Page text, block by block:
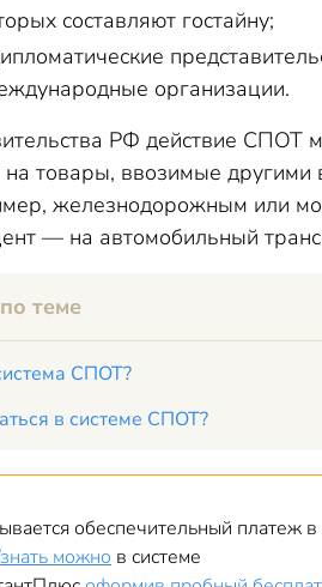
составляют гостайну;
организации.
ва РФ действие СПОТ
товары, ввозимые другими
железнодорожным или
— на автомобильный
теме
СПОТ?
в системе СПОТ?
обеспечительный платеж в
можно в системе